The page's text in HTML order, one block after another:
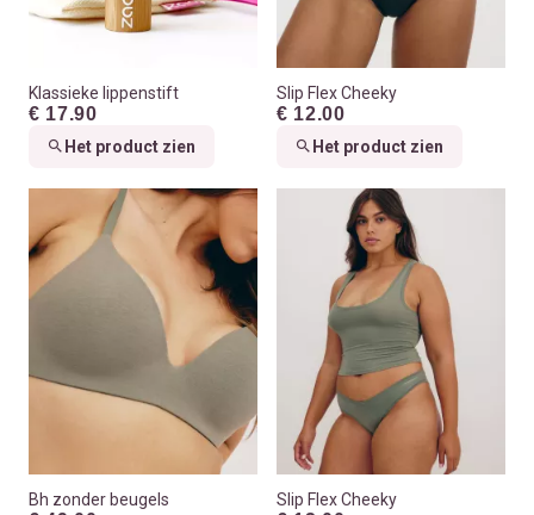
Klassieke lippenstift
€ 17.90
Het product zien
Slip Flex Cheeky
€ 12.00
Het product zien
Bh zonder beugels Slip Flex Cheeky